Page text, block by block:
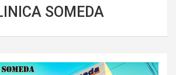
SOMEDA